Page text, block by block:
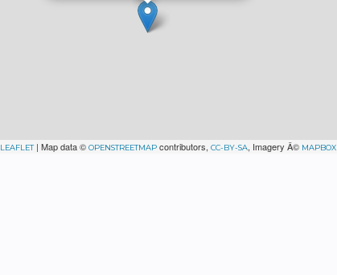
LEAFLET| Map data © OPENSTREETMAP contributors, CC-BY-SA, Imagery Â© MAPBOX